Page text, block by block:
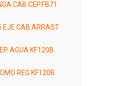
EJE CAB.ARRAST
AGUA KF120B
REG KF120B